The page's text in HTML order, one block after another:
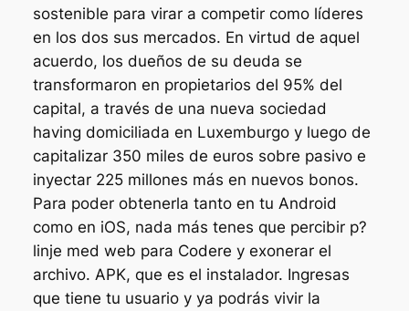
sostenible para virar a competir como líderes
en los dos sus mercados. En virtud de aquel
acuerdo, los dueños de su deuda se
transformaron en propietarios del 95% del
capital, a través de una nueva sociedad
having domiciliada en Luxemburgo y luego de
capitalizar 350 miles de euros sobre pasivo e
inyectar 225 millones más en nuevos bonos.
Para poder obtenerla tanto en tu Android
como en iOS, nada más tenes que percibir p?
linje med web para Codere y exonerar el
archivo. APK, que es el instalador. Ingresas
que tiene tu usuario y ya podrás vivir la